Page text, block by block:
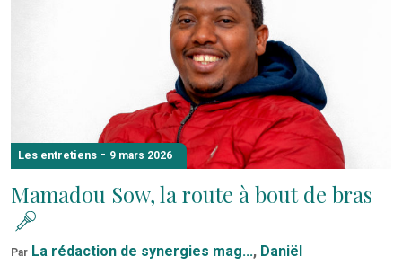
Les entretiens - 9 mars 2026
Mamadou Sow, la route à bout de bras
Par La rédaction de synergies mag..., Daniël